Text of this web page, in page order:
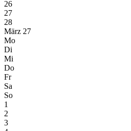
26
27
28
März 27
Mo
Di
Mi
Do
Fr
Sa
So
1
2
3